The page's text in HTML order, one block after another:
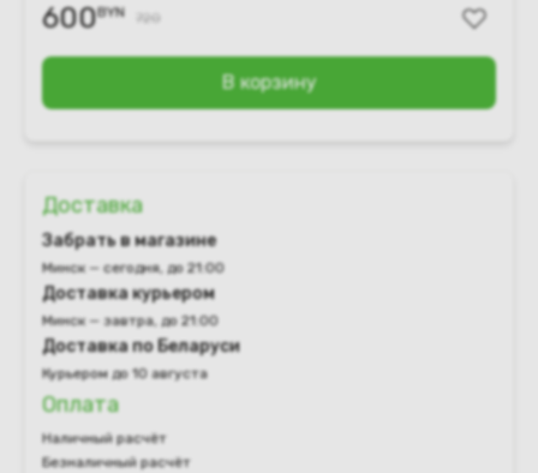
600BYN 720
В корзину
Доставка
Забрать в магазине
Минск — сегодня, до 21:00
Доставка курьером
Минск — завтра, до 21:00
Доставка по Беларуси
Курьером до 10 августа
Оплата
Наличный расчёт
Безналичный расчёт